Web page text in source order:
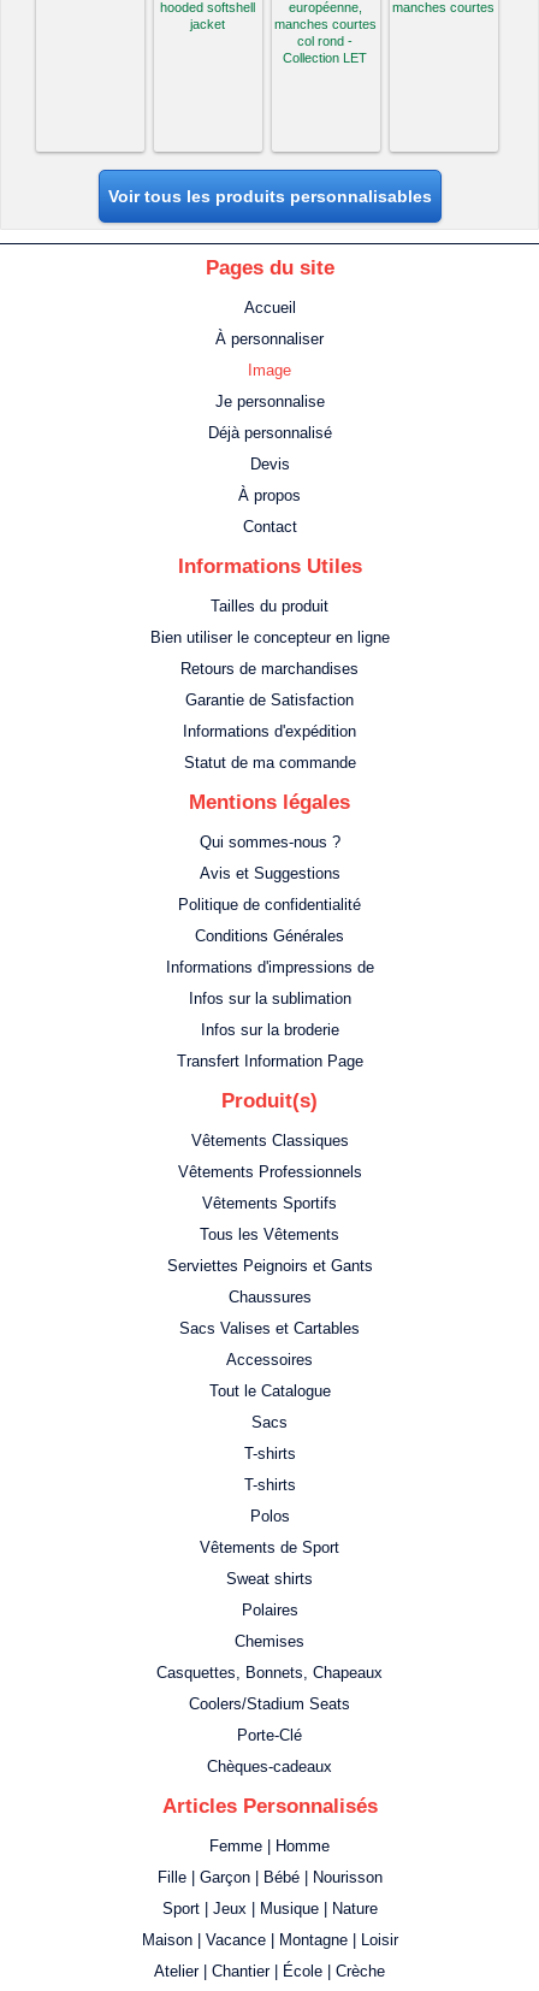
hooded softshell
jacket
européenne,
manches courtes
col rond -
Collection LET
manches courtes
Voir tous les produits personnalisables
Pages du site
Accueil
À personnaliser
Image
Je personnalise
Déjà personnalisé
Devis
À propos
Contact
Informations Utiles
Tailles du produit
Bien utiliser le concepteur en ligne
Retours de marchandises
Garantie de Satisfaction
Informations d'expédition
Statut de ma commande
Mentions légales
Qui sommes-nous ?
Avis et Suggestions
Politique de confidentialité
Conditions Générales
Informations d'impressions de
Infos sur la sublimation
Infos sur la broderie
Transfert Information Page
Produit(s)
Vêtements Classiques
Vêtements Professionnels
Vêtements Sportifs
Tous les Vêtements
Serviettes Peignoirs et Gants
Chaussures
Sacs Valises et Cartables
Accessoires
Tout le Catalogue
Sacs
T-shirts
T-shirts
Polos
Vêtements de Sport
Sweat shirts
Polaires
Chemises
Casquettes, Bonnets, Chapeaux
Coolers/Stadium Seats
Porte-Clé
Chèques-cadeaux
Articles Personnalisés
Femme | Homme
Fille | Garçon | Bébé | Nourisson
Sport | Jeux | Musique | Nature
Maison | Vacance | Montagne | Loisir
Atelier | Chantier | École | Crèche